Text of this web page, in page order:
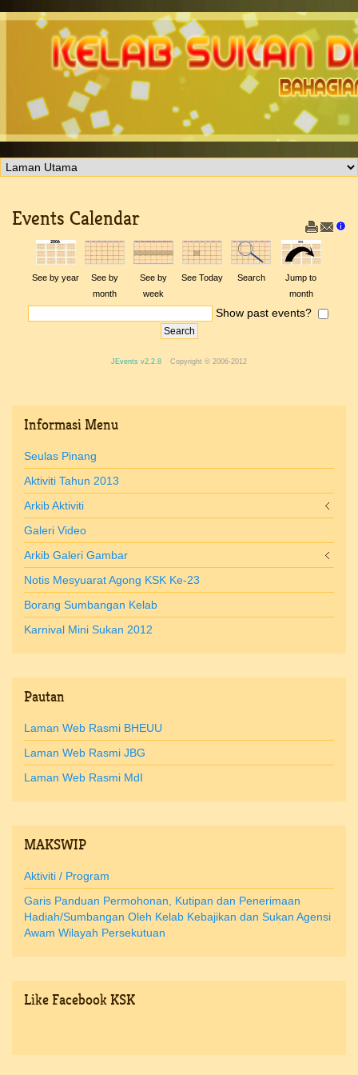
Events Calendar
See by year
See by
month
See by
week
See Today Search
Jump to
month
Show past events?
JEvents v2.2.8 Copyright © 2006-2012
InformasiMenu
Seulas Pinang
Aktiviti Tahun 2013
Arkib Aktiviti
Galeri Video
Arkib Galeri Gambar
Notis Mesyuarat Agong KSK Ke-23
Borang Sumbangan Kelab
Karnival Mini Sukan 2012
Pautan
Laman Web Rasmi BHEUU
Laman Web Rasmi JBG
Laman Web Rasmi MdI
MAKSWIP
Aktiviti / Program
Garis Panduan Permohonan, Kutipan dan Penerimaan
Hadiah/Sumbangan Oleh Kelab Kebajikan dan Sukan Agensi
Awam Wilayah Persekutuan
LikeFacebook KSK